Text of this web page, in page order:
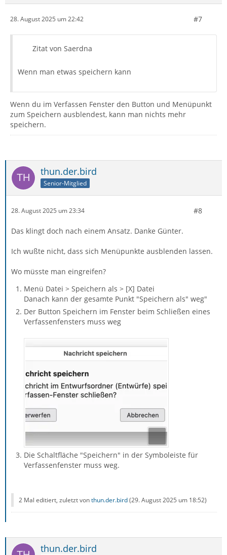
28. August 2025 um 22:42 #7
Zitat von Saerdna
Wenn man etwas speichern kann
Wenn du im Verfassen Fenster den Button und Menüpunkt
zum Speichern ausblendest, kann man nichts mehr
speichern.
thun.der.bird
Senior-Mitglied
28. August 2025 um 23:34 #8
Das klingt doch nach einem Ansatz. Danke Günter.
Ich wußte nicht, dass sich Menüpunkte ausblenden lassen.
Wo müsste man eingreifen?
Menü Datei > Speichern als > [X] Datei
Danach kann der gesamte Punkt "Speichern als" weg"
Der Button Speichern im Fenster beim Schließen eines
Verfassenfensters muss weg
Die Schaltfläche "Speichern" in der Symboleiste für
Verfassenfenster muss weg.
2 Mal editiert, zuletzt vonthun.der.bird(29. August 2025 um 18:52)
thun.der.bird